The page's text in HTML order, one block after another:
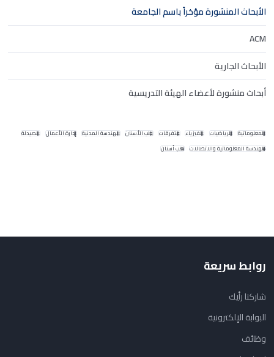
الأبحاث المنشورة مؤخراً باسم الجامعة
ACM
الأبحاث الجارية
أبحاث منشورة لأعضاء الهيئة التدريسية
المعلوماتية الرياضيات الفيزياء متفرقات طب الأسنان الهندسة المدنية إدارة الأعمال الصيدلة
الهندسة المعلوماتية والاتصالات طب أسنان
روابط سريعة
شاركنا رأيك
البوابة الإلكترونية
وظائف